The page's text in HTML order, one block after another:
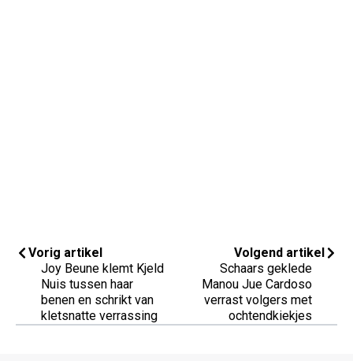
Vorig artikel
Joy Beune klemt Kjeld
Nuis tussen haar
benen en schrikt van
kletsnatte verrassing
Volgend artikel
Schaars geklede
Manou Jue Cardoso
verrast volgers met
ochtendkiekjes